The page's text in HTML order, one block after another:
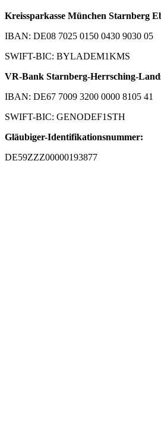
Kreissparkasse München Starnberg
IBAN: DE08 7025 0150 0430 9030 05
SWIFT-BIC: BYLADEM1KMS
VR-Bank Starnberg-Herrsching-
IBAN: DE67 7009 3200 0000 8105 41
SWIFT-BIC: GENODEF1STH
Gläubiger-Identifikationsnummer:
DE59ZZZ00000193877